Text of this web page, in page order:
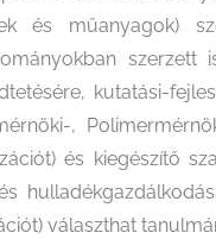
és műanyagok)
szerzett
kutatási-
,
és kiegészítő
választhat